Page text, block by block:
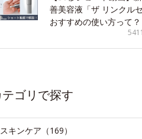
善美容液「ザ リンクル
おすすめの使い方って？
テゴリで探す
スキンケア（169）